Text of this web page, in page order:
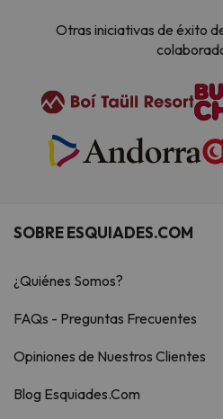
Otras iniciativas de éxito
SOBRE ESQUIADES.COM
¿Quiénes Somos?
FAQs - Preguntas Frecuentes
Opiniones de Nuestros Clientes
Blog Esquiades.Com